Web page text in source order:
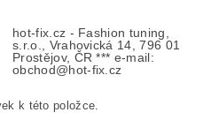
hot-fix.cz - Fashion tuning,
s.r.o., Vrahovická 14, 796 01
Prostějov, ČR *** e-mail:
obchod@hot-fix.cz
k této položce.